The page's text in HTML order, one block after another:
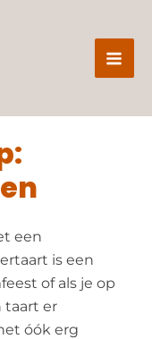
een
is een
of als je op
taart er
óók erg